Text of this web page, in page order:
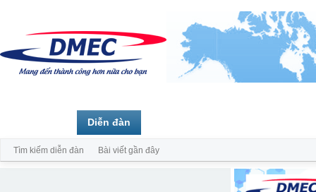
Diễn đàn
Tìm kiếm diễn đàn Bài viết gần đây